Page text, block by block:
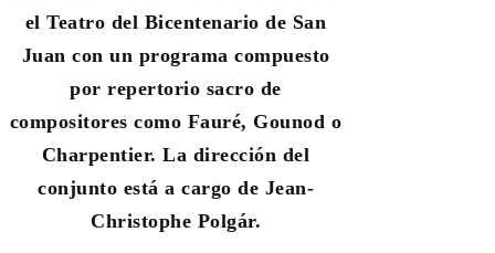
el Teatro del Bicentenario de San
Juan con un programa compuesto
por repertorio sacro de
compositores como Fauré, Gounod o
Charpentier. La dirección del
conjunto está a cargo de Jean-
Christophe Polgár.